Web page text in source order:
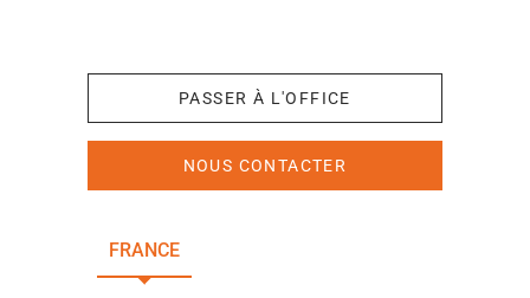
PASSER À L'OFFICE
NOUS CONTACTER
FRANCE